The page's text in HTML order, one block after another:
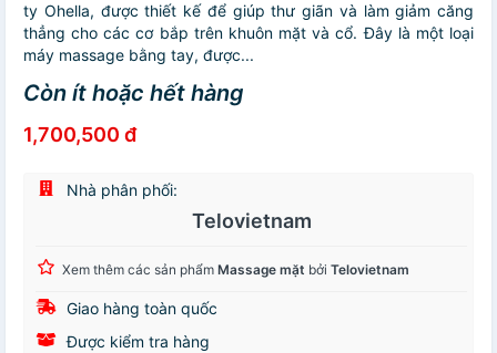
ty Ohella, được thiết kế để giúp thư giãn và làm giảm căng
thẳng cho các cơ bắp trên khuôn mặt và cổ. Đây là một loại
máy massage bằng tay, được...
Còn ít hoặc hết hàng
1,700,500 đ
Nhà phân phối:
Telovietnam
Xem thêm các sản phẩm Massage mặt bởi Telovietnam
Giao hàng toàn quốc
Được kiểm tra hàng